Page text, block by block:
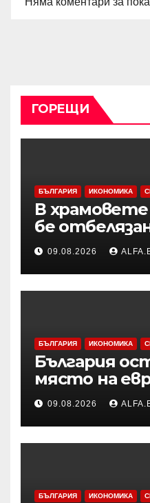
ГОРЕЩИ
БЪЛГАРИЯ ИКОНОМИКА
В
бе
неделя след
09.08.2026
БЪЛГАРИЯ ИКОНОМИКА
България
място на
първенство
за девойки до
Дивизия „В“
09.08.2026
БЪЛГАРИЯ ИКОНОМИКА